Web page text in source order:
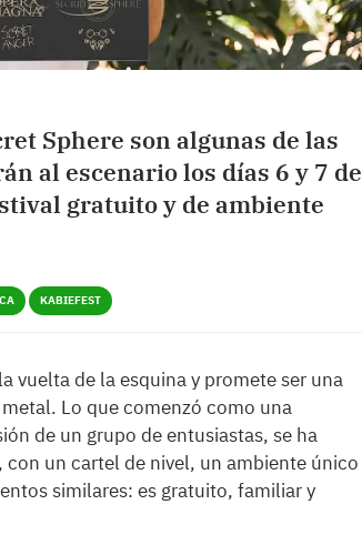
Sphere son algunas de las
al escenario los días 6 y 7 de
gratuito y de ambiente
KABIEFEST
vuelta de la esquina y promete ser una
Lo que comenzó como una
de un grupo de entusiastas, se ha
un cartel de nivel, un ambiente único
similares: es gratuito, familiar y